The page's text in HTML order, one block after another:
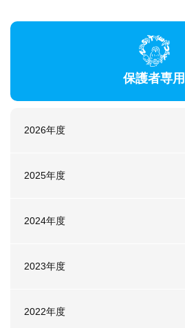
保護者専用
2026年度
2025年度
2024年度
2023年度
2022年度